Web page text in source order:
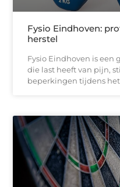
Fysio Eindhoven:
herstel
Fysio Eindhoven is een
die last heeft van pijn,
beperkingen tijdens